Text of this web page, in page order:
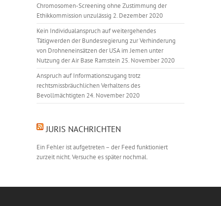
Chromosomen-Screening ohne Zustimmung der
Ethikkommission unzulässig 2. Dezember 2020
Kein Individualanspruch auf weitergehendes
Tätigwerden der Bundesregierung zur Verhinderung
von Drohneneinsätzen der USA im Jemen unter
Nutzung der Air Base Ramstein 25. November 2020
Anspruch auf Informationszugang trotz
rechtsmissbräuchlichen Verhaltens des
Bevollmächtigten 24. November 2020
JURIS NACHRICHTEN
Ein Fehler ist aufgetreten – der Feed funktioniert
zurzeit nicht. Versuche es später nochmal.